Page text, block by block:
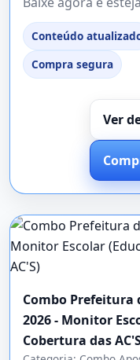
Conteúdo
Compra segura
Ver
Combo Prefeitura
2026 - Monitor
Cobertura das